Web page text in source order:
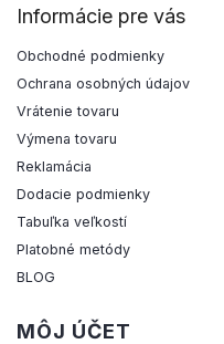
Informácie pre vás
Obchodné podmienky
Ochrana osobných údajov
Vrátenie tovaru
Výmena tovaru
Reklamácia
Dodacie podmienky
Tabuľka veľkostí
Platobné metódy
BLOG
MÔJ ÚČET